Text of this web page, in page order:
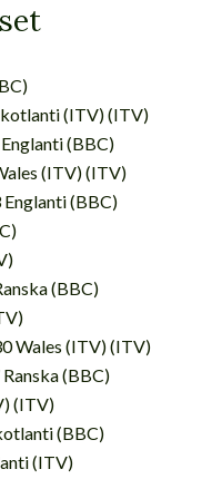
(ITV) (ITV)
(BBC)
(ITV) (ITV)
Englanti (BBC)
(BBC)
Wales (ITV) (ITV)
(BBC)
(ITV)
(BBC)
(ITV)